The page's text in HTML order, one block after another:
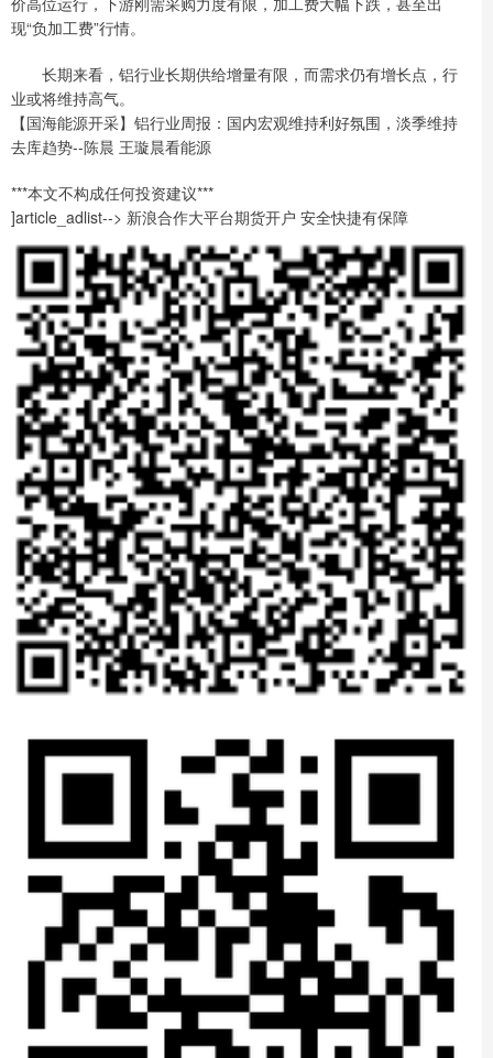
现“负加工费”行情。
长期来看，铝行业长期供给增量有限，而需求仍有增长点，行
业或将维持高气。
【国海能源开采】铝行业周报：国内宏观维持利好氛围，淡季维持
去库趋势--陈晨 王璇晨看能源
***本文不构成任何投资建议***
]article_adlist--> 新浪合作大平台期货开户 安全快捷有保障